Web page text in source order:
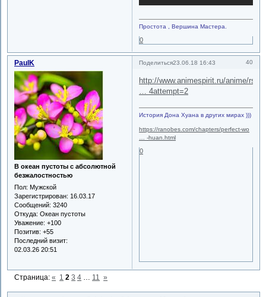
Простота , Вершина Мастера.
0
Поделиться 40
23.06.18 16:43
PaulK
В океан пустоты с абсолютной
безжалостностью
Пол: Мужской
Зарегистрирован: 16.03.17
Сообщений: 3240
Откуда: Океан пустоты
Уважение: +100
Позитив: +55
Последний визит:
02.03.26 20:51
http://www.animespirit.ru/anime/rs/
… 4attempt=2
История Дона Хуана в других мирах )))
https://ranobes.com/chapters/perfect-wo
… -huan.html
0
Страница:« 1 2 3 4 11 »